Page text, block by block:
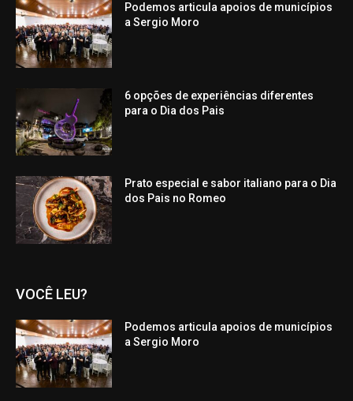
Podemos articula apoios de municípios
a Sergio Moro
6 opções de experiências diferentes
para o Dia dos Pais
Prato especial e sabor italiano para o Dia
dos Pais no Romeo
VOCÊ LEU?
Podemos articula apoios de municípios
a Sergio Moro